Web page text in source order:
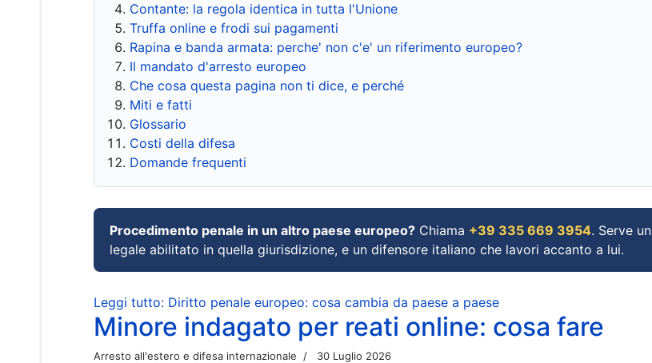
Contante: la regola identica in tutta l'Unione
Truffa online e frodi sui pagamenti
Rapina e banda armata: perche' non c'e' un riferimento europeo?
Il mandato d'arresto europeo
Che cosa questa pagina non ti dice, e perché
Miti e fatti
Glossario
Costi della difesa
Domande frequenti
Procedimento penale in un altro paese europeo? Chiama +39 335 669 3954. Serve un
legale abilitato in quella giurisdizione, e un difensore italiano che lavori accanto a lui.
Leggi tutto: Diritto penale europeo: cosa cambia da paese a paese
Minore indagato per reati online: cosa fare
Arresto all'estero e difesa internazionale 30 Luglio 2026